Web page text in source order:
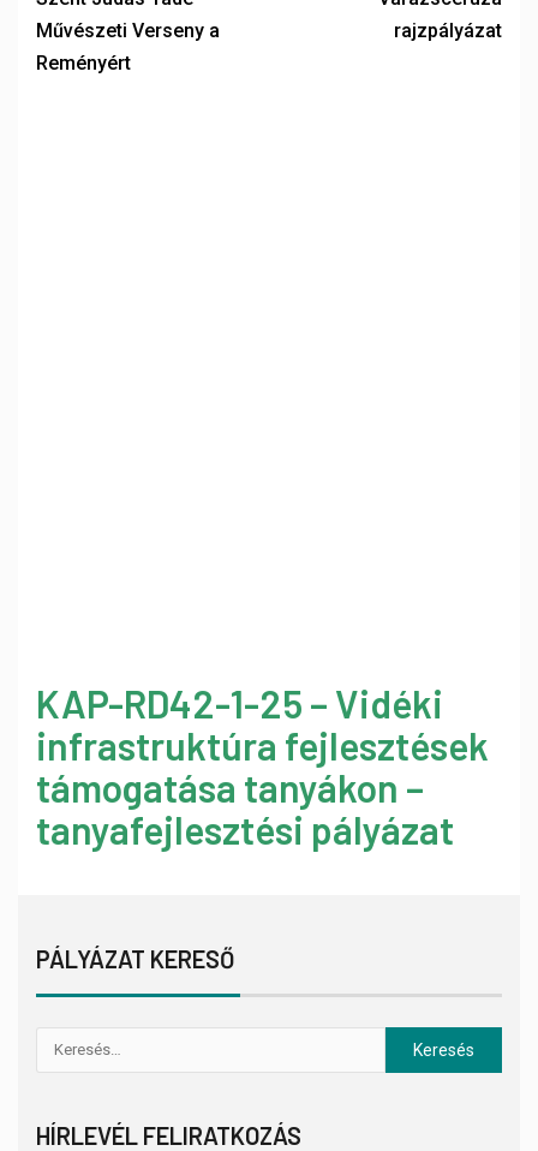
Művészeti Verseny a
Reményért
rajzpályázat
KAP-RD42-1-25 – Vidéki
infrastruktúra fejlesztések
támogatása tanyákon –
tanyafejlesztési pályázat
PÁLYÁZAT KERESŐ
HÍRLEVÉL FELIRATKOZÁS